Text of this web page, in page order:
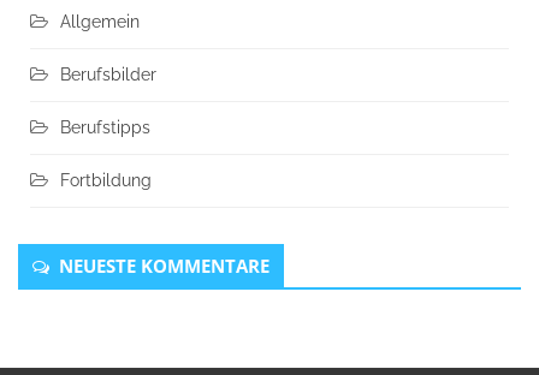
Allgemein
Berufsbilder
Berufstipps
Fortbildung
NEUESTE KOMMENTARE